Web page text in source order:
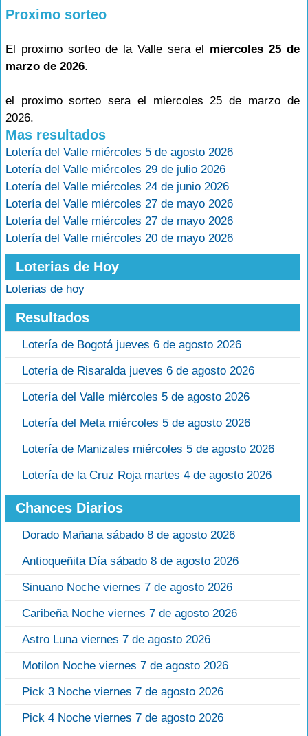
Proximo sorteo
El proximo sorteo de la Valle sera el miercoles 25 de
marzo de 2026.
el proximo sorteo sera el miercoles 25 de marzo de
2026.
Mas resultados
Lotería del Valle miércoles 5 de agosto 2026
Lotería del Valle miércoles 29 de julio 2026
Lotería del Valle miércoles 24 de junio 2026
Lotería del Valle miércoles 27 de mayo 2026
Lotería del Valle miércoles 27 de mayo 2026
Lotería del Valle miércoles 20 de mayo 2026
Loterias de Hoy
Loterias de hoy
Resultados
Lotería de Bogotá jueves 6 de agosto 2026
Lotería de Risaralda jueves 6 de agosto 2026
Lotería del Valle miércoles 5 de agosto 2026
Lotería del Meta miércoles 5 de agosto 2026
Lotería de Manizales miércoles 5 de agosto 2026
Lotería de la Cruz Roja martes 4 de agosto 2026
Chances Diarios
Dorado Mañana sábado 8 de agosto 2026
Antioqueñita Día sábado 8 de agosto 2026
Sinuano Noche viernes 7 de agosto 2026
Caribeña Noche viernes 7 de agosto 2026
Astro Luna viernes 7 de agosto 2026
Motilon Noche viernes 7 de agosto 2026
Pick 3 Noche viernes 7 de agosto 2026
Pick 4 Noche viernes 7 de agosto 2026